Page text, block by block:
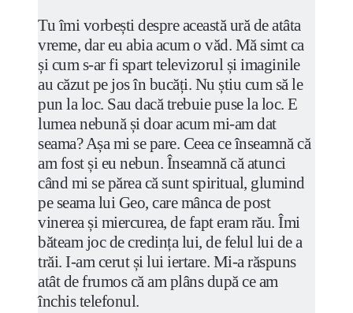
Tu îmi vorbești despre această ură de atâta
vreme, dar eu abia acum o văd. Mă simt ca
și cum s-ar fi spart televizorul și imaginile
au căzut pe jos în bucăți. Nu știu cum să le
pun la loc. Sau dacă trebuie puse la loc. E
lumea nebună și doar acum mi-am dat
seama? Așa mi se pare. Ceea ce înseamnă că
am fost și eu nebun. Înseamnă că atunci
când mi se părea că sunt spiritual, glumind
pe seama lui Geo, care mânca de post
vinerea și miercurea, de fapt eram rău. Îmi
băteam joc de credința lui, de felul lui de a
trăi. I-am cerut și lui iertare. Mi-a răspuns
atât de frumos că am plâns după ce am
închis telefonul.